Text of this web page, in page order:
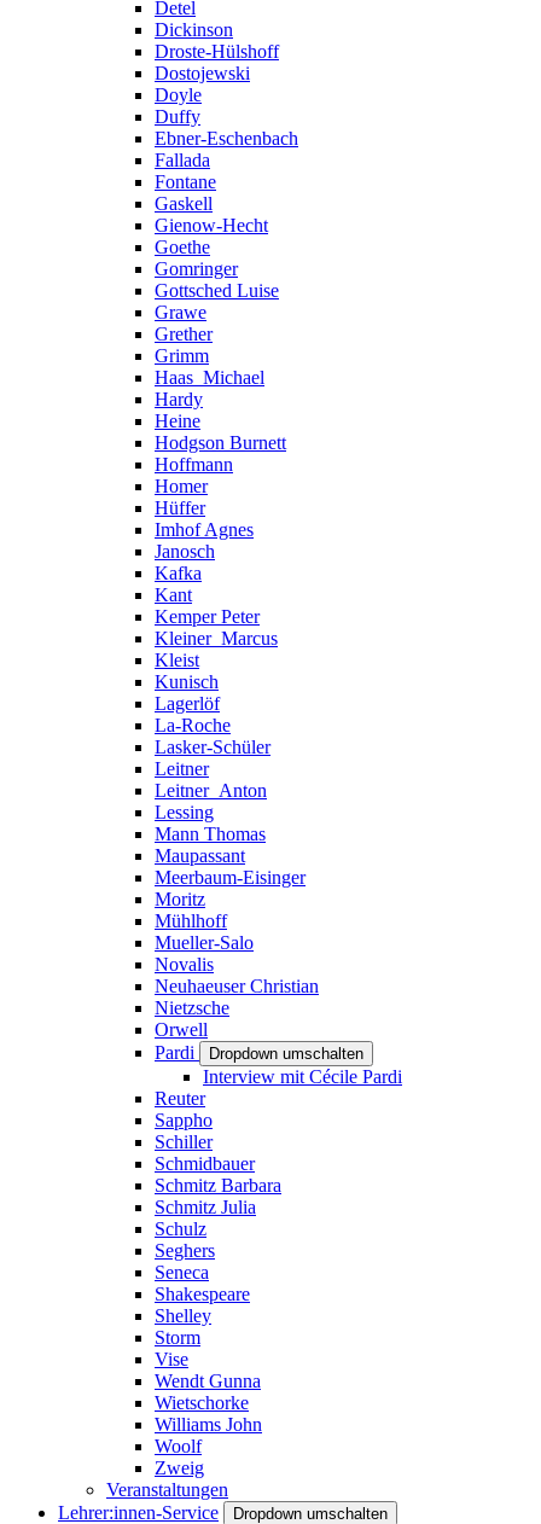
Detel
Dickinson
Droste-Hülshoff
Dostojewski
Doyle
Duffy
Ebner-Eschenbach
Fallada
Fontane
Gaskell
Gienow-Hecht
Goethe
Gomringer
Gottsched Luise
Grawe
Grether
Grimm
Haas_Michael
Hardy
Heine
Hodgson Burnett
Hoffmann
Homer
Hüffer
Imhof Agnes
Janosch
Kafka
Kant
Kemper Peter
Kleiner_Marcus
Kleist
Kunisch
Lagerlöf
La-Roche
Lasker-Schüler
Leitner
Leitner_Anton
Lessing
Mann Thomas
Maupassant
Meerbaum-Eisinger
Moritz
Mühlhoff
Mueller-Salo
Novalis
Neuhaeuser Christian
Nietzsche
Orwell
Pardi
Dropdown umschalten
Interview mit Cécile Pardi
Reuter
Sappho
Schiller
Schmidbauer
Schmitz Barbara
Schmitz Julia
Schulz
Seghers
Seneca
Shakespeare
Shelley
Storm
Vise
Wendt Gunna
Wietschorke
Williams John
Woolf
Zweig
Veranstaltungen
Lehrer:innen-Service
Dropdown umschalten